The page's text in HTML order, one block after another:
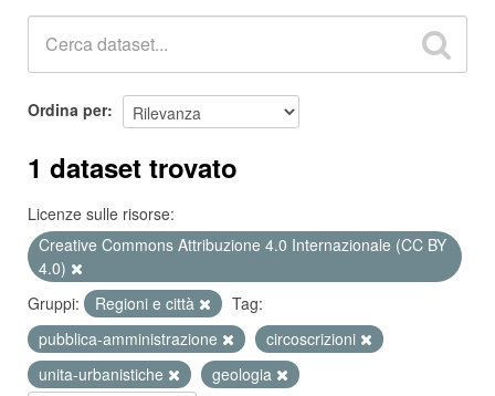
Ordina per
1 dataset trovato
Licenze sulle risorse:
Creative Commons Attribuzione 4.0 Internazionale (CC BY
4.0)
Gruppi:
Regioni e città
Tag:
pubblica-amministrazione
circoscrizioni
unita-urbanistiche
geologia